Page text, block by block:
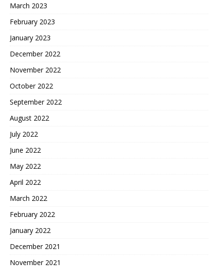
March 2023
February 2023
January 2023
December 2022
November 2022
October 2022
September 2022
August 2022
July 2022
June 2022
May 2022
April 2022
March 2022
February 2022
January 2022
December 2021
November 2021